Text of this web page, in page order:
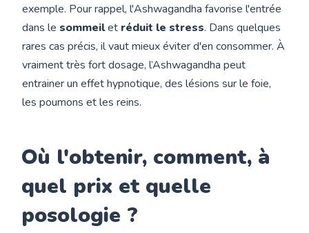
exemple. Pour rappel, l'Ashwagandha favorise l'entrée
dans le sommeilet réduit le stress. Dans quelques
rares cas précis, il vaut mieux éviter d'en consommer. À
vraiment très fort dosage, l’Ashwagandha peut
entrainer un effet hypnotique, des lésions sur le foie,
les poumons et les reins.
Où l'obtenir, comment, à
quel prix et quelle
posologie ?